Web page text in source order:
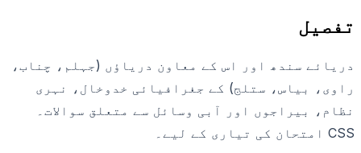
تفصیل
دریائے سندھ اور اس کے معاون دریاؤں (جہلم، چناب،
راوی، بیاس، ستلج) کے جغرافیائی خدوخال، نہری
نظام، بیراجوں اور آبی وسائل سے متعلق سوالات۔
CSS امتحان کی تیاری کے لیے۔